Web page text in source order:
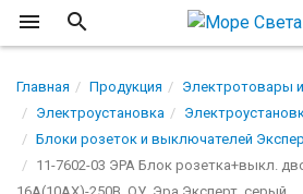
Главная Продукция
Электротовары
Электроустановка
Блоки розеток и выключателей
11-7602-03 ЭРА Блок розетка+выкл.